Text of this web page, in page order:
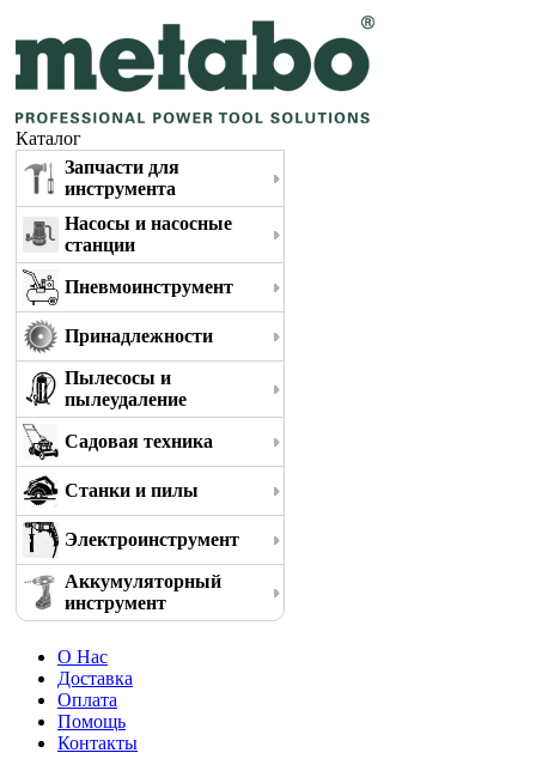
Каталог
Запчасти для
инструмента
Насосы и насосные
станции
Пневмоинструмент
Принадлежности
Пылесосы и
пылеудаление
Садовая техника
Станки и пилы
Электроинструмент
Аккумуляторный
инструмент
О Нас
Доставка
Оплата
Помощь
Контакты